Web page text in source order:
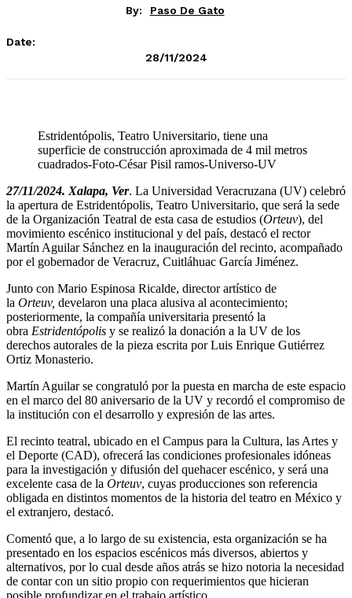
By: Paso De Gato
Date:
28/11/2024
Estridentópolis, Teatro Universitario, tiene una
superficie de construcción aproximada de 4 mil metros
cuadrados-Foto-César Pisil ramos-Universo-UV
27/11/2024. Xalapa, Ver. La Universidad Veracruzana (UV) celebró
la apertura de Estridentópolis, Teatro Universitario, que será la sede
de la Organización Teatral de esta casa de estudios (Orteuv), del
movimiento escénico institucional y del país, destacó el rector
Martín Aguilar Sánchez en la inauguración del recinto, acompañado
por el gobernador de Veracruz, Cuitláhuac García Jiménez.
Junto con Mario Espinosa Ricalde, director artístico de
la Orteuv, develaron una placa alusiva al acontecimiento;
posteriormente, la compañía universitaria presentó la
obra Estridentópolis y se realizó la donación a la UV de los
derechos autorales de la pieza escrita por Luis Enrique Gutiérrez
Ortiz Monasterio.
Martín Aguilar se congratuló por la puesta en marcha de este espacio
en el marco del 80 aniversario de la UV y recordó el compromiso de
la institución con el desarrollo y expresión de las artes.
El recinto teatral, ubicado en el Campus para la Cultura, las Artes y
el Deporte (CAD), ofrecerá las condiciones profesionales idóneas
para la investigación y difusión del quehacer escénico, y será una
excelente casa de la Orteuv, cuyas producciones son referencia
obligada en distintos momentos de la historia del teatro en México y
el extranjero, destacó.
Comentó que, a lo largo de su existencia, esta organización se ha
presentado en los espacios escénicos más diversos, abiertos y
alternativos, por lo cual desde años atrás se hizo notoria la necesidad
de contar con un sitio propio con requerimientos que hicieran
posible profundizar en el trabajo artístico.